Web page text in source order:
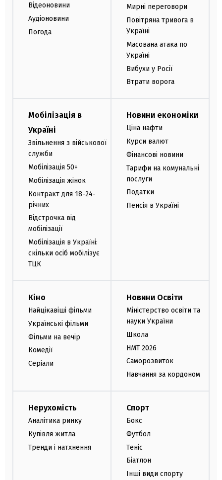
Відеоновини
Аудіоновини
Погода
Мирні переговори
Повітряна тривога в
Україні
Масована атака по
Україні
Вибухи у Росії
Втрати ворога
Мобілізація в
Україні
Звільнення з військової
служби
Мобілізація 50+
Мобілізація жінок
Контракт для 18-24-
річних
Відстрочка від
мобілізації
Мобілізація в Україні:
скільки осіб мобілізує
ТЦК
Новини економіки
Ціна нафти
Курси валют
Фінансові новини
Тарифи на комунальні
послуги
Податки
Пенсія в Україні
Кіно
Найцікавіші фільми
Українські фільми
Фільми на вечір
Комедії
Серіали
Новини Освіти
Міністерство освіти та
науки України
Школа
НМТ 2026
Саморозвиток
Навчання за кордоном
Нерухомість
Аналітика ринку
Купівля житла
Тренди і натхнення
Спорт
Бокс
Футбол
Теніс
Біатлон
Інші види спорту